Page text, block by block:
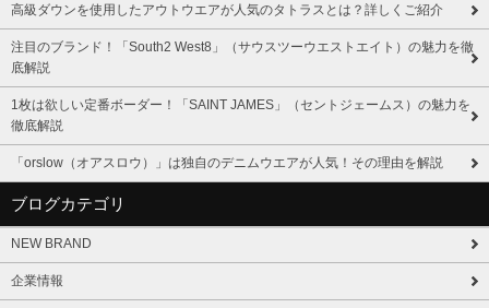
高級ダウンを使用したアウトウエアが人気のタトラスとは？詳しくご紹介
注目のブランド！「South2 West8」（サウスツーウエストエイト）の魅力を徹
底解説
1枚は欲しい定番ボーダー！「SAINT JAMES」（セントジェームス）の魅力を
徹底解説
「orslow（オアスロウ）」は独自のデニムウエアが人気！その理由を解説
ブログカテゴリ
NEW BRAND
企業情報